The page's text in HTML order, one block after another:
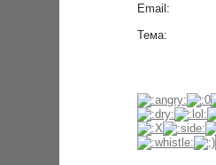
Email:
Тема: